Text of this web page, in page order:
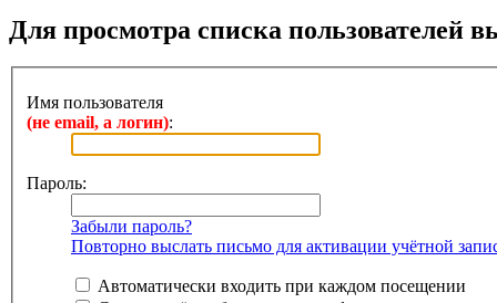
Для просмотра списка пользователей
Имя пользователя
(не email, а логин):
Пароль:
Забыли пароль?
Повторно выслать письмо для активации учётной
Автоматически входить при каждом посещении